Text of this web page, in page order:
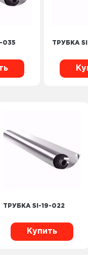
035 ТРУБКА
ТРУБКА SI-19-022
Купить